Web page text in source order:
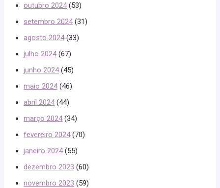
outubro 2024(53)
setembro 2024(31)
agosto 2024(33)
julho 2024(67)
junho 2024(45)
maio 2024(46)
abril 2024(44)
março 2024(34)
fevereiro 2024(70)
janeiro 2024(55)
dezembro 2023 (60)
novembro 2023 (59)